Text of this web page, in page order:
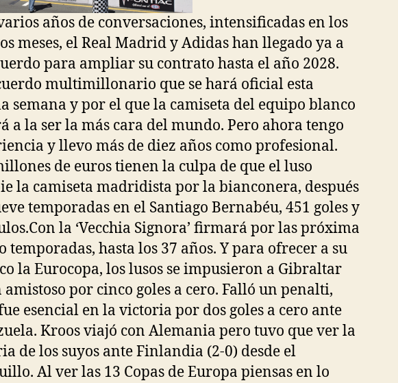
años de conversaciones, intensificadas en los
meses, el Real Madrid y Adidas han llegado ya a
para ampliar su contrato hasta el año 2028.
multimillonario que se hará oficial esta
semana y por el que la camiseta del equipo blanco
a la ser la más cara del mundo. Pero ahora tengo
y llevo más de diez años como profesional.
de euros tienen la culpa de que el luso
la camiseta madridista por la bianconera, después
temporadas en el Santiago Bernabéu, 451 goles y
la ‘Vecchia Signora’ firmará por las próxima
temporadas, hasta los 37 años. Y para ofrecer a su
la Eurocopa, los lusos se impusieron a Gibraltar
amistoso por cinco goles a cero. Falló un penalti,
esencial en la victoria por dos goles a cero ante
Kroos viajó con Alemania pero tuvo que ver la
de los suyos ante Finlandia (2-0) desde el
Al ver las 13 Copas de Europa piensas en lo